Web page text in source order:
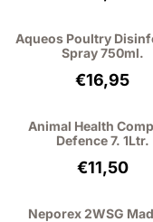
Aqueos Poultry
Spray 750ml.
Precio:
€16,95
Animal Health
Defence 7. 1Ltr.
Precio:
€11,50
Neporex 2WSG